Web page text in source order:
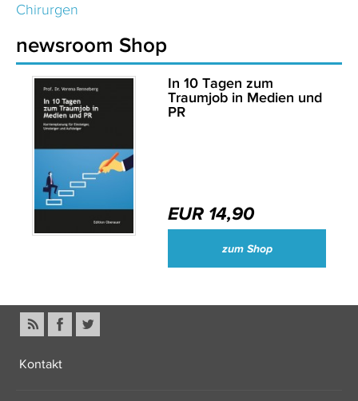
Chirurgen
newsroom Shop
In 10 Tagen zum
Traumjob in Medien und
PR
EUR 14,90
zum Shop
Kontakt